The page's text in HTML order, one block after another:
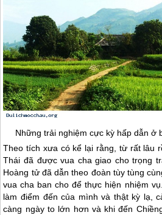
Những trải nghiệm cực kỳ hấp dẫn ở
Theo tích xưa có kể lại rằng, từ rất lâu
Thái đã được vua cha giao cho trọng
Hoàng tử đã dẫn theo đoàn tùy tùng
vua cha ban cho để thực hiện nhiệm
làm điểm đến của mình và thật kỳ lạ,
càng ngày to lớn hơn và khi đến